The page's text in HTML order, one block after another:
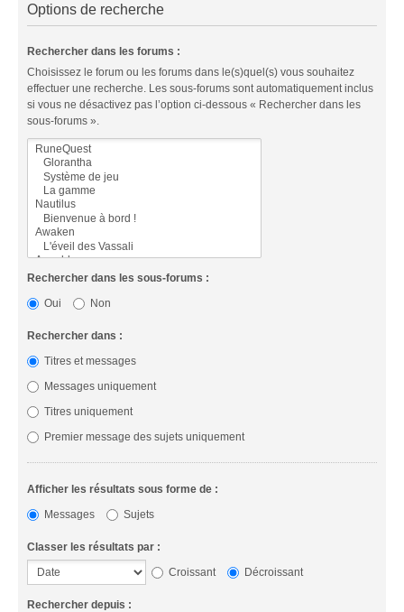
Options de recherche
Rechercher dans les forums :
Choisissez le forum ou les forums dans le(s)quel(s) vous souhaitez
effectuer une recherche. Les sous-forums sont automatiquement inclus
si vous ne désactivez pas l’option ci-dessous « Rechercher dans les
sous-forums ».
Rechercher dans les sous-forums :
Oui
Non
Rechercher dans :
Titres et messages
Messages uniquement
Titres uniquement
Premier message des sujets uniquement
Afficher les résultats sous forme de :
Messages
Sujets
Classer les résultats par :
Croissant
Décroissant
Rechercher depuis :